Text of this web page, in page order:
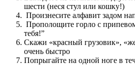
шести (неся стул или кошку!)
Произнесите алфавит задом
Прополощите горло с
тебя!”
Скажи «красный грузовик»,
очень быстро
Попрыгайте на одной ноге в